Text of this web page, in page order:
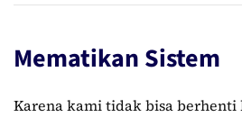
Mematikan Sistem
Karena kami tidak bisa